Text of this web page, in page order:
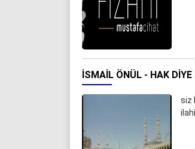
İSMAIL ÖNÜL - HAK DIYE
siz